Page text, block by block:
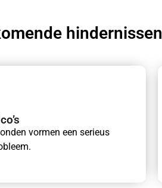
hindernissen
vormen een serieus